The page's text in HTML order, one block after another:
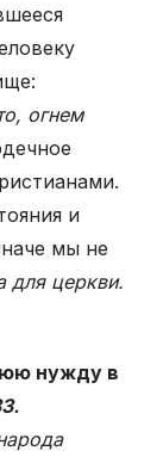
огнем
и
мы не
для церкви.
нужду в